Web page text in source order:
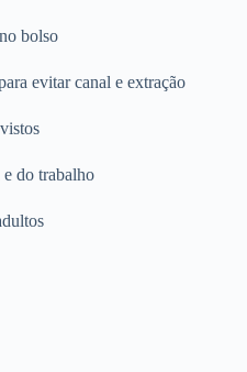
bolso
evitar canal e extração
e do trabalho